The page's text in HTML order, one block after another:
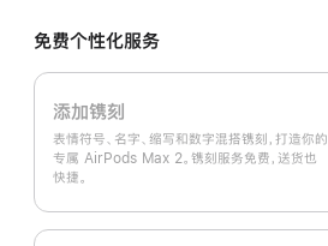
免费个性化服务
添加镌刻
表情符号、名字、缩写和数字混搭镌刻，打造你的
专属 AirPods Max 2。镌刻服务免费，送货也
快捷。